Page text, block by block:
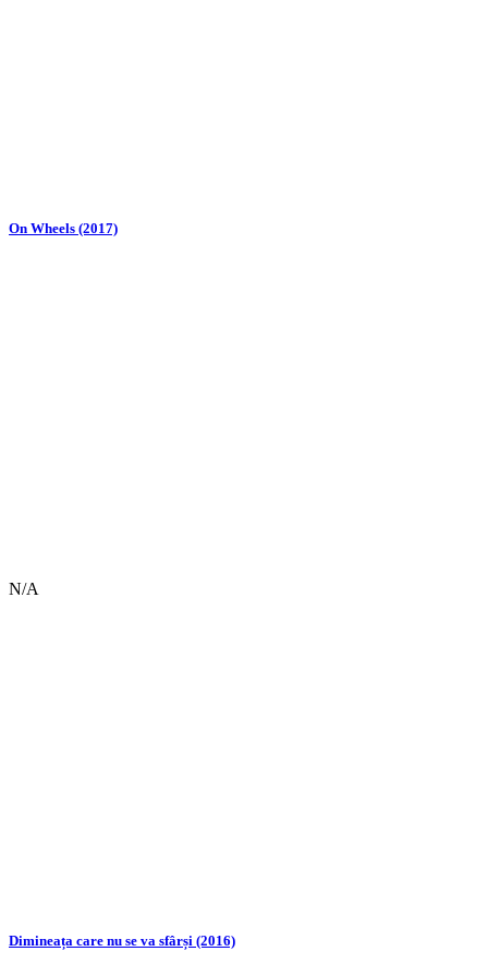
On Wheels (2017)
N/A
Dimineața care nu se va sfârși (2016)